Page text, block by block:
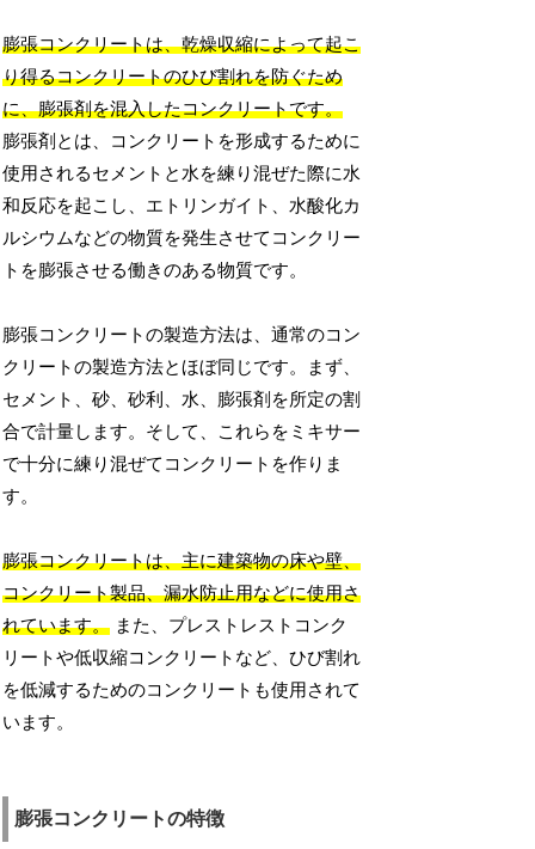
膨張コンクリートは、乾燥収縮によって起こ
り得るコンクリートのひび割れを防ぐため
に、膨張剤を混入したコンクリートです。
膨張剤とは、コンクリートを形成するために
使用されるセメントと水を練り混ぜた際に水
和反応を起こし、エトリンガイト、水酸化カ
ルシウムなどの物質を発生させてコンクリー
トを膨張させる働きのある物質です。
膨張コンクリートの製造方法は、通常のコン
クリートの製造方法とほぼ同じです。まず、
セメント、砂、砂利、水、膨張剤を所定の割
合で計量します。そして、これらをミキサー
で十分に練り混ぜてコンクリートを作りま
す。
膨張コンクリートは、主に建築物の床や壁、
コンクリート製品、漏水防止用などに使用さ
れています。 また、プレストレストコンク
リートや低収縮コンクリートなど、ひび割れ
を低減するためのコンクリートも使用されて
います。
膨張コンクリートの特徴